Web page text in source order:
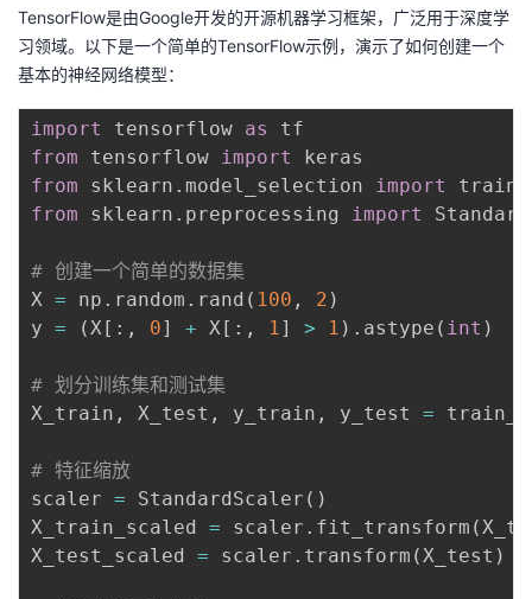
TensorFlow是由Google开发的开源机器学习框架，广泛用于深度学
习领域。以下是一个简单的TensorFlow示例，演示了如何创建一个
基本的神经网络模型：
import tensorflow as
from tensorflow import
from sklearn . model_selection import
from sklearn . preprocessing import
# 创建一个简单的数据集
X = np . random . rand ( 100 , 2 )
y = (X[ : , 0] + X[ : , 1] > 1 ) . astype ( int )
# 划分训练集和测试集
X_train , X_test , y_train , y_test =
# 特征缩放
scaler = StandardScaler ( )
X_train_scaled = scaler . fit_transform (
X_test_scaled = scaler . transform (X_test )